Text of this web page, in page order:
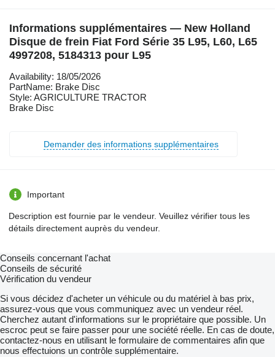
Informations supplémentaires — New Holland
Disque de frein Fiat Ford Série 35 L95, L60, L65
4997208, 5184313 pour L95
Availability: 18/05/2026
PartName: Brake Disc
Style: AGRICULTURE TRACTOR
Brake Disc
Demander des informations supplémentaires
Important
Description est fournie par le vendeur. Veuillez vérifier tous les
détails directement auprès du vendeur.
Conseils concernant l'achat
Conseils de sécurité
Vérification du vendeur
Si vous décidez d'acheter un véhicule ou du matériel à bas prix,
assurez-vous que vous communiquez avec un vendeur réel.
Cherchez autant d'informations sur le propriétaire que possible. Un
escroc peut se faire passer pour une société réelle. En cas de doute,
contactez-nous en utilisant le formulaire de commentaires afin que
nous effectuions un contrôle supplémentaire.